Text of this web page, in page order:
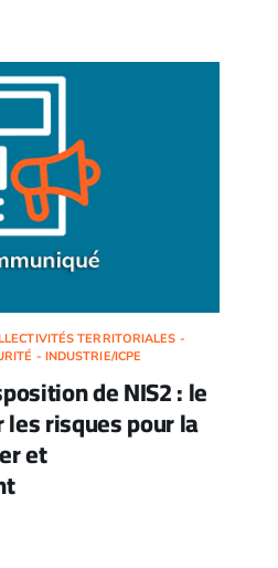
TERRITORIALES -
- INDUSTRIE/ICPE
de NIS2 : le
risques pour la
et